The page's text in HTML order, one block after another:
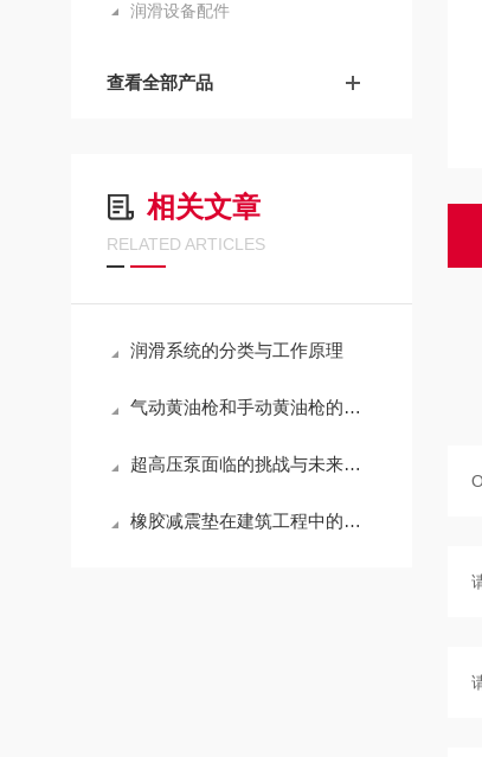
润滑设备配件
查看全部产品
相关文章
RELATED ARTICLES
润滑系统的分类与工作原理
气动黄油枪和手动黄油枪的优缺点分别是什么?
超高压泵面临的挑战与未来趋势
橡胶减震垫在建筑工程中的重要性